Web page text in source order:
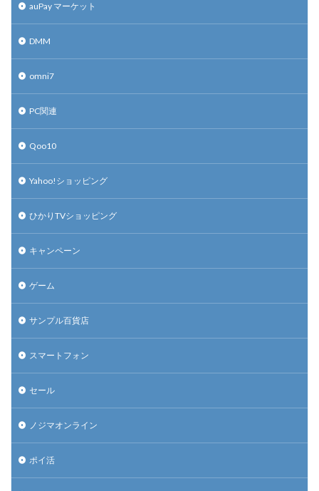
auPay マーケット
DMM
omni7
PC関連
Qoo10
Yahoo!ショッピング
ひかりTVショッピング
キャンペーン
ゲーム
サンプル百貨店
スマートフォン
セール
ノジマオンライン
ポイ活